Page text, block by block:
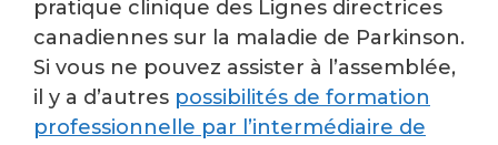
pratique clinique des Lignes directrices
canadiennes sur la maladie de Parkinson.
Si vous ne pouvez assister à l’assemblée,
il y a d’autres possibilités de formation
professionnelle par l’intermédiaire de